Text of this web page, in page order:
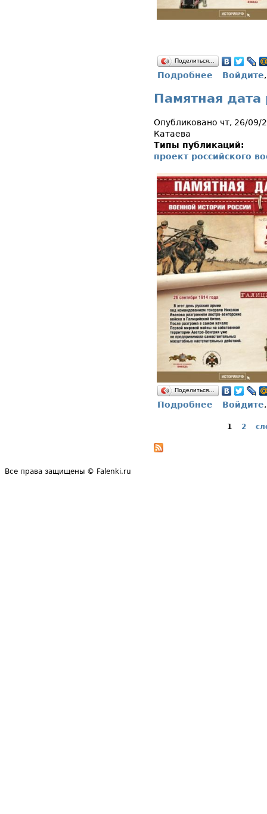
Поделиться…
Подробнее о Памятная
Войдите
Памятная дата
Опубликовано чт, 26/09/
Катаева
Типы публикаций:
проект российского
Поделиться…
Подробнее о Памятная
Войдите
1 2
Все права защищены © Falenki.ru